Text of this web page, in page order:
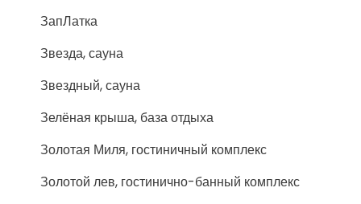
ЗапЛатка
Звезда, сауна
Звездный, сауна
Зелёная крыша, база отдыха
Золотая Миля, гостиничный комплекс
Золотой лев, гостинично-банный комплекс